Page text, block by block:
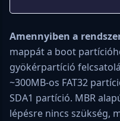
Amennyiben a
mappát a boot
gyökérpartíció
~300MB-os FAT32
SDA1 partíció. MBR
lépésre nincs szükség,